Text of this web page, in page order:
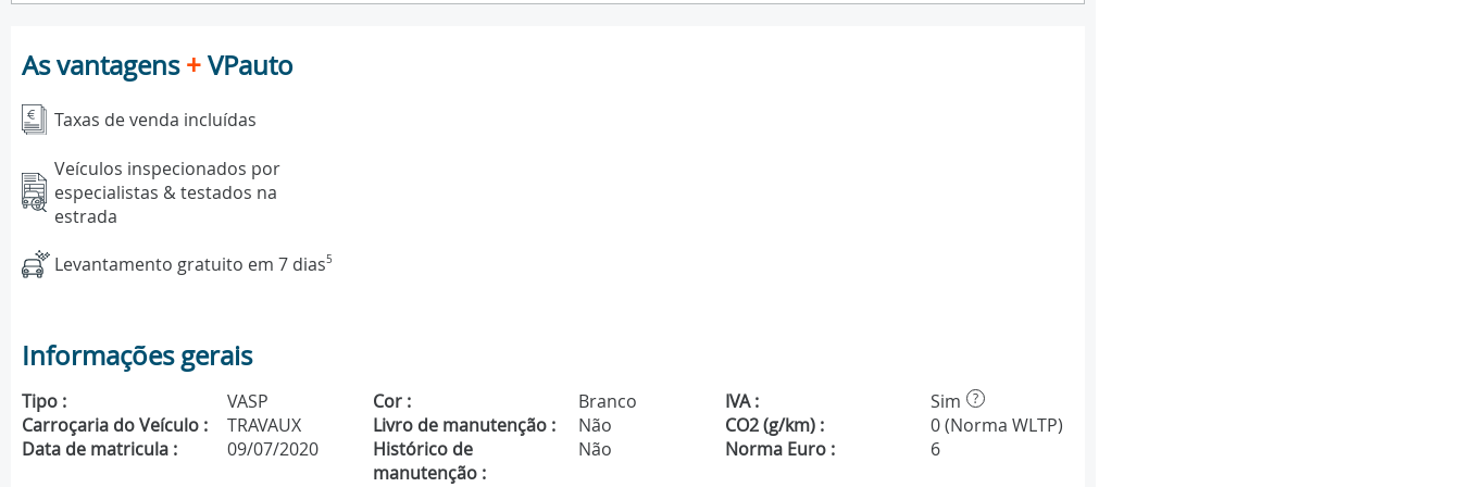
As vantagens+VPauto
Taxas de venda incluídas
Veículos inspecionados por
especialistas & testados na
estrada
Levantamento gratuito em 7 dias5
Informações gerais
Tipo : VASP Cor : Branco IVA : Sim ?
Carroçaria do Veículo : TRAVAUX Livro de manutenção : Não CO2 (g/km) :
0 (Norma WLTP)
Data de matricula :
09/07/2020
Histórico de
manutenção :
Não Norma Euro :
6